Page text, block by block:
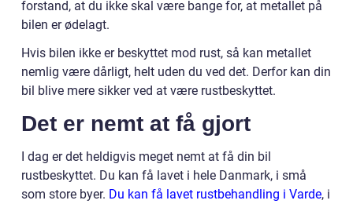
forstand, at du ikke skal være bange for, at metallet på
bilen er ødelagt.
Hvis bilen ikke er beskyttet mod rust, så kan metallet
nemlig være dårligt, helt uden du ved det. Derfor kan din
bil blive mere sikker ved at være rustbeskyttet.
Det er nemt at få gjort
I dag er det heldigvis meget nemt at få din bil
rustbeskyttet. Du kan få lavet i hele Danmark, i små
som store byer. Du kan få lavet rustbehandling i Varde, i